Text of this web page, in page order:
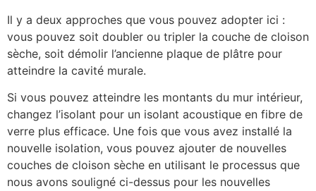
Il y a deux approches que vous pouvez adopter ici :
vous pouvez soit doubler ou tripler la couche de cloison
sèche, soit démolir l’ancienne plaque de plâtre pour
atteindre la cavité murale.
Si vous pouvez atteindre les montants du mur intérieur,
changez l’isolant pour un isolant acoustique en fibre de
verre plus efficace. Une fois que vous avez installé la
nouvelle isolation, vous pouvez ajouter de nouvelles
couches de cloison sèche en utilisant le processus que
nous avons souligné ci-dessus pour les nouvelles